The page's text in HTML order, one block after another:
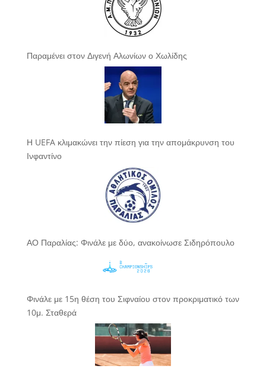
Παραμένει στον Διγενή Αλωνίων ο Χωλίδης
Η UEFA κλιμακώνει την πίεση για την απομάκρυνση του
Ινφαντίνο
ΑΟ Παραλίας: Φινάλε με δύο, ανακοίνωσε Σιδηρόπουλο
Φινάλε με 15η θέση του Σιφναίου στον προκριματικό των
10μ. Σταθερά